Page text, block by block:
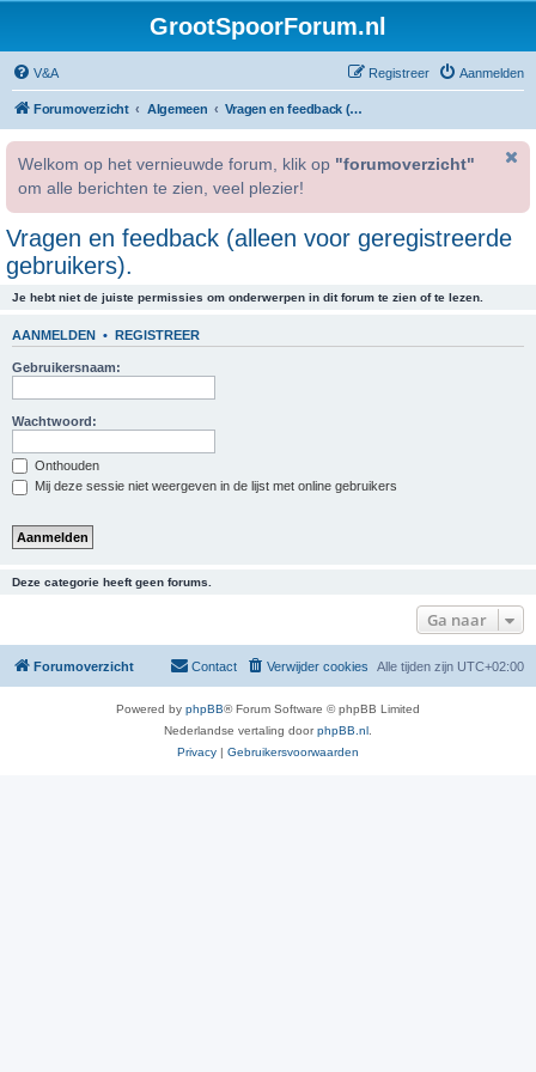
GrootSpoorForum.nl
V&A Aanmelden
Registreer
Forumoverzicht Algemeen Vragen en feedback (alleen voor geregistreerde gebruikers).
Welkom op het vernieuwde forum, klik op "forumoverzicht"
om alle berichten te zien, veel plezier!
Vragen en feedback (alleen voor geregistreerde
gebruikers).
Je hebt niet de juiste permissies om onderwerpen in dit forum te zien of te lezen.
AANMELDEN • REGISTREER
Gebruikersnaam:
Wachtwoord:
Onthouden
Mij deze sessie niet weergeven in de lijst met online gebruikers
Deze categorie heeft geen forums.
Ga naar
Forumoverzicht Alle tijden zijn UTC+02:00
Verwijder cookies
Contact
Powered by phpBB® Forum Software © phpBB Limited
Nederlandse vertaling doorphpBB.nl
Privacy | Gebruikersvoorwaarden